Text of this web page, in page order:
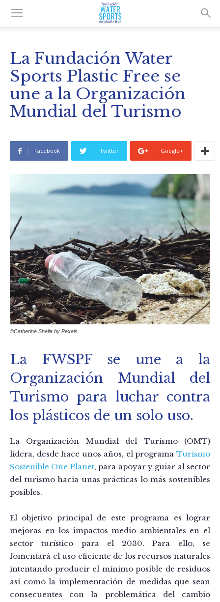
La Fundación Water
Sports Plastic Free se
une a la Organización
Mundial del Turismo
Facebook Twitter Google+
©Catherine Sheila by Pexels
La FWSPF se une a la
Organización Mundial del
Turismo para luchar contra
los plásticos de un solo uso.
La Organización Mundial del Turismo (OMT)
lidera, desde hace unos años, el programa Turismo
Sostenible One Planet, para apoyar y guiar al sector
del turismo hacia unas prácticas lo más sostenibles
posibles.
El objetivo principal de este programa es lograr
mejoras en los impactos medio ambientales en el
sector turístico para el 2030. Para ello, se
fomentará el uso eficiente de los recursos naturales
intentando producir el mínimo posible de residuos
así como la implementación de medidas que sean
consecuentes con la problemática del cambio